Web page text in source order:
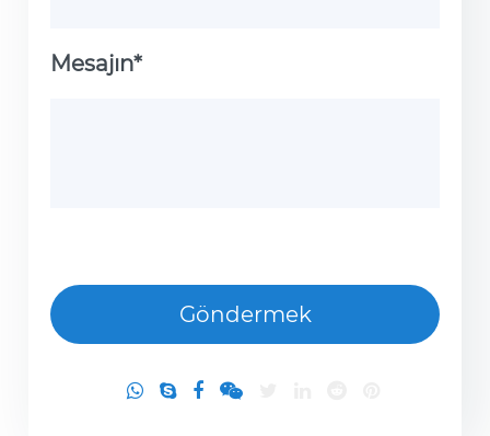
Mesajın*